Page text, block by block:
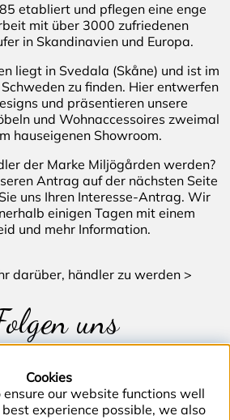
etabliert und pflegen eine enge
mit über 3000 zufriedenen
in Skandinavien und Europa.
liegt in Svedala (Skåne) und ist im
zu finden. Hier entwerfen
und präsentieren unsere
und Wohnaccessoires zweimal
hauseigenen Showroom.
der Marke Miljögården werden?
Antrag auf der nächsten Seite
uns Ihren Interesse-Antrag. Wir
einigen Tagen mit einem
und mehr Information.
darüber, händler zu werden >
uns
Cookies
ensure our website functions well
experience possible, we also